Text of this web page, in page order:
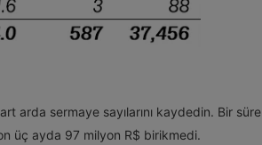
arda sermaye sayılarını kaydedin. Bir süre
üç ayda 97 milyon R$ birikmedi.